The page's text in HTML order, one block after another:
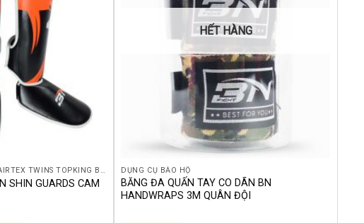
GIÁP CHÂN SHINGUARD FAIRTEX TWINS TOPKING BN YOKKAO RAJA BOON THÁI LAN
SHIN GUARDS CAM
HẾT HÀNG
DỤNG CỤ BẢO HỘ
BĂNG ĐA QUẤN TAY CO DÃN BN
HANDWRAPS 3M QUÂN ĐỘI